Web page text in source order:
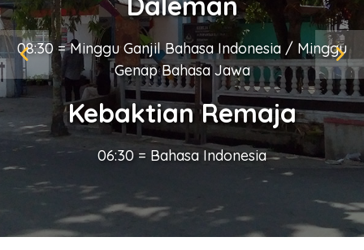
Kebaktian Pepanthan
Kingkang
08:30 = Bahasa Jawa / Minggu terakhir Bahasa
Indonesia